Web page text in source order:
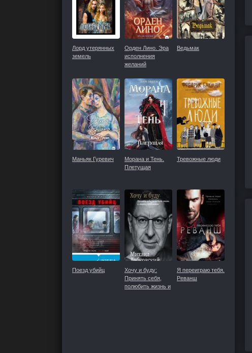
Лорд утерянных
земель
Орден Лино. Эра
исполнения
желаний
Ведьмак
Маньяк Гуревич
Морана и Тень.
Плетущая
Тревожные люди
Поезд убийц
Хочу и буду:
Принять себя,
полюбить жизнь и
Я переиграю тебя.
Реванш